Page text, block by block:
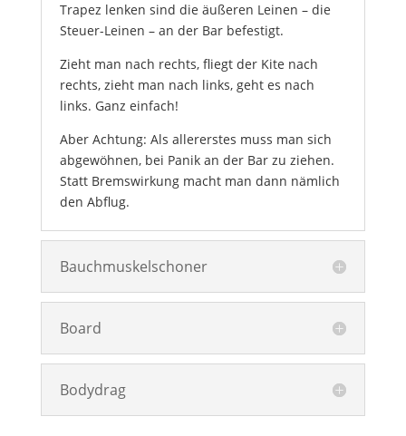
Trapez lenken sind die äußeren Leinen – die
Steuer-Leinen – an der Bar befestigt.
Zieht man nach rechts, fliegt der Kite nach
rechts, zieht man nach links, geht es nach
links. Ganz einfach!
Aber Achtung: Als allererstes muss man sich
abgewöhnen, bei Panik an der Bar zu ziehen.
Statt Bremswirkung macht man dann nämlich
den Abflug.
Bauchmuskelschoner
Board
Bodydrag